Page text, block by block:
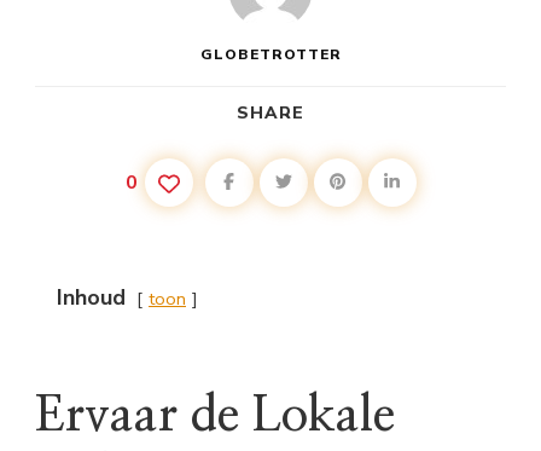
GLOBETROTTER
SHARE
0
Inhoud toon
Ervaar de Lokale